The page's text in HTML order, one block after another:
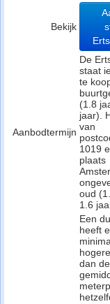
Bekijk
Aanbodtermijn
De
staat
te
(1.8
jaar).
van
1019
plaats
oud
1.6
Een
heeft
dan de